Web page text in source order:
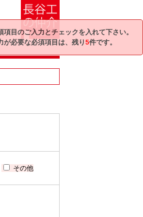
その他
項目のご入力とチェックを入れて下さい。
が必要な必須項目は、残り5件です。